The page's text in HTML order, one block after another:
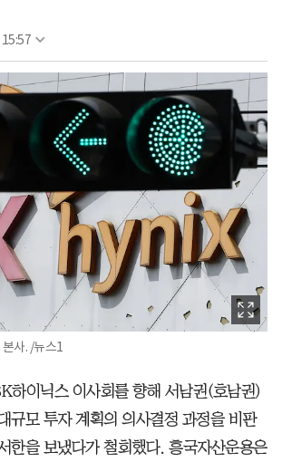
사. /뉴스1
하이닉스 이사회를 향해 서남권(호남권)
규모 투자 계획의 의사결정 과정을 비판
한을 보냈다가 철회했다. 흥국자산운용은